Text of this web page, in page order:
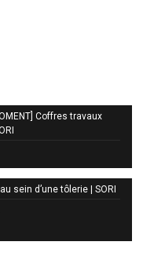
Coffres travaux
sein d’une tôlerie | SORI